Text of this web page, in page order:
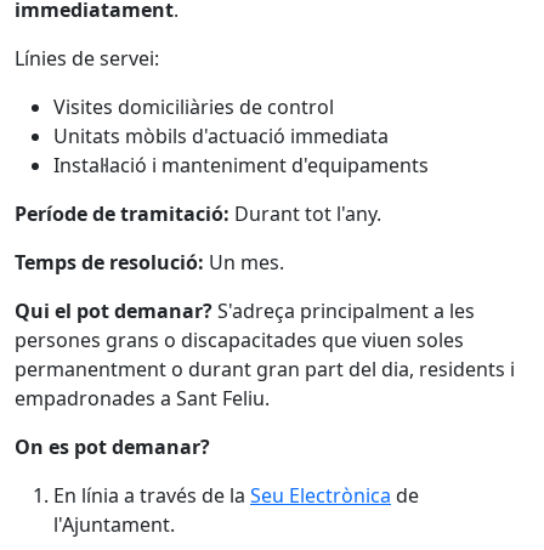
immediatament.
Línies de servei:
Visites domiciliàries de control
Unitats mòbils d'actuació immediata
Instal·lació i manteniment d'equipaments
Període de tramitació: Durant tot l'any.
Temps de resolució: Un mes.
Qui el pot demanar?S'adreça principalment a les
persones grans o discapacitades que viuen soles
permanentment o durant gran part del dia, residents i
empadronades a Sant Feliu.
On es pot demanar?
En línia a través de la Seu Electrònica de
l'Ajuntament.